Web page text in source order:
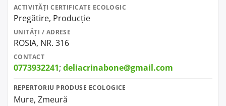
ACTIVITĂȚI CERTIFICATE ECOLOGIC
Pregătire, Producție
UNITĂȚI / ADRESE
ROSIA, NR. 316
CONTACT
0773932241; deliacrinabone@gmail.com
REPERTORIU PRODUSE ECOLOGICE
Mure, Zmeură